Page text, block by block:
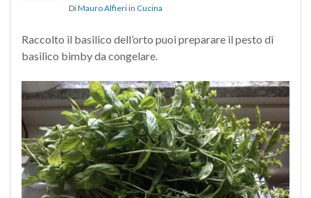
DiMauro Alfieri in Cucina
Raccolto il basilico dell’orto puoi preparare il pesto di
basilico bimby da congelare.